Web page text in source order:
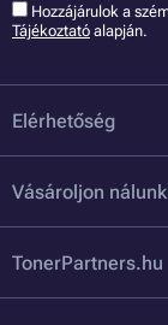
Hozzájárulok a
Tájékoztató alapján.
Elérhetőség
Vásároljon
TonerPartners.hu